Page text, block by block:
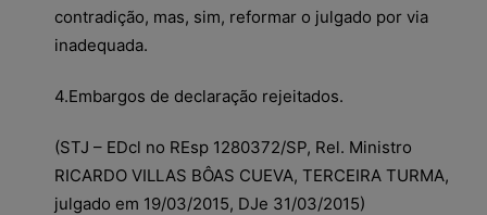
contradição, mas, sim, reformar o julgado por via
inadequada.
4.Embargos de declaração rejeitados.
(STJ – EDcl no REsp 1280372/SP, Rel. Ministro
RICARDO VILLAS BÔAS CUEVA, TERCEIRA TURMA,
julgado em 19/03/2015, DJe 31/03/2015)